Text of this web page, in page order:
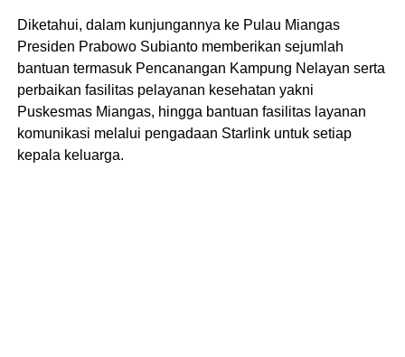
Diketahui, dalam kunjungannya ke Pulau Miangas
Presiden Prabowo Subianto memberikan sejumlah
bantuan termasuk Pencanangan Kampung Nelayan serta
perbaikan fasilitas pelayanan kesehatan yakni
Puskesmas Miangas, hingga bantuan fasilitas layanan
komunikasi melalui pengadaan Starlink untuk setiap
kepala keluarga.